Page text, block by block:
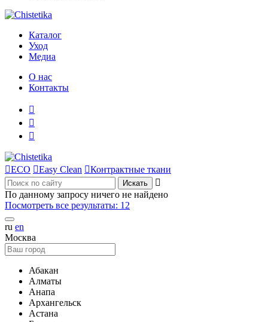
Каталог
Уход
Медиа
О нас
Контакты



ECO Easy Clean Контрактные ткани

По данному запросу ничего не найдено
Посмотреть все результаты: 12
ru en
Москва
Абакан
Алматы
Анапа
Архангельск
Астана